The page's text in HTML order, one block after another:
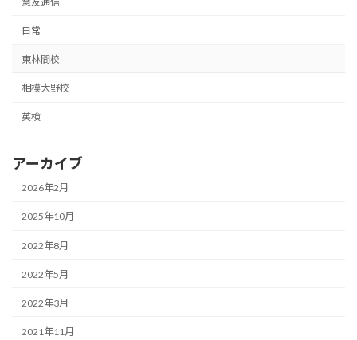
日常
東林間校
相模大野校
英検
アーカイブ
2026年2月
2025年10月
2022年8月
2022年5月
2022年3月
2021年11月